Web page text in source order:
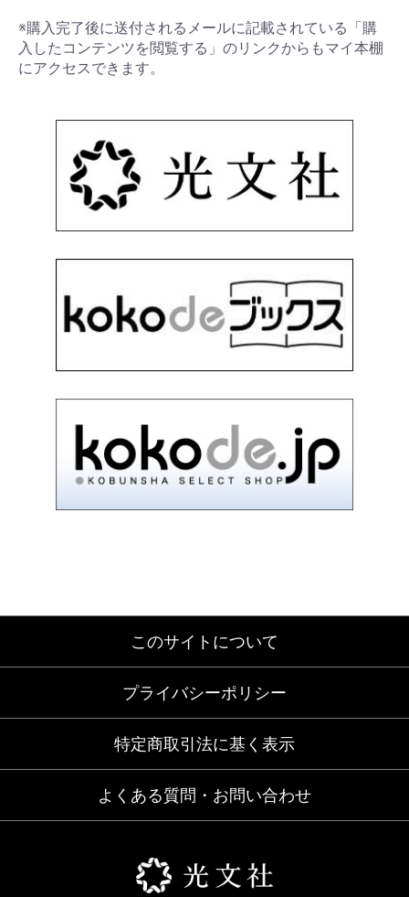
※購入完了後に送付されるメールに記載されている「購
入したコンテンツを閲覧する」のリンクからもマイ本棚
にアクセスできます。
このサイトについて
プライバシーポリシー
特定商取引法に基く表示
よくある質問・お問い合わせ